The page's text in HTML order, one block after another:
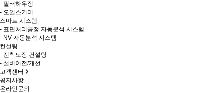
- 필터하우징
- 오일스키머
스마트 시스템
- 표면처리공정 자동분석 시스템
- NV 자동분석 시스템
컨설팅
- 전착도장 컨설팅
- 설비이전/개선
고객센터
공지사항
온라인문의